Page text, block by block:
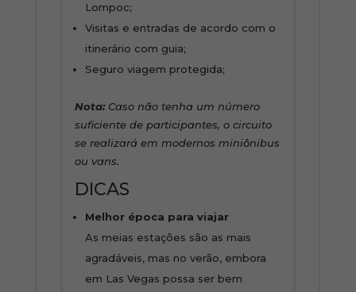
Lompoc;
Visitas e entradas de acordo com o
itinerário com guia;
Seguro viagem protegida;
Nota:Caso não tenha um número
suficiente de participantes, o circuito
se realizará em modernos miniônibus
ou vans.
DICAS
Melhor época para viajar
As meias estações são as mais
agradáveis, mas no verão, embora
em Las Vegas possa ser bem